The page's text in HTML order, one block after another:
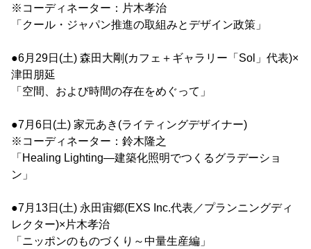
※コーディネーター：片木孝治
「クール・ジャパン推進の取組みとデザイン政策」
●6月29日(土) 森田大剛(カフェ＋ギャラリー「Sol」代表)×
津田朋延
「空間、および時間の存在をめぐって」
●7月6日(土) 家元あき(ライティングデザイナー)
※コーディネーター：鈴木隆之
「Healing Lighting―建築化照明でつくるグラデーショ
ン」
●7月13日(土) 永田宙郷(EXS Inc.代表／プランニングディ
レクター)×片木孝治
「ニッポンのものづくり～中量生産編」